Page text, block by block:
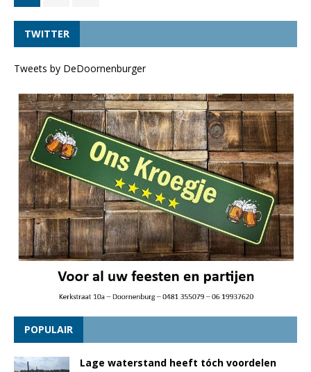
TWITTER
Tweets by DeDoornenburger
POPULAIR
Lage waterstand heeft tóch voordelen